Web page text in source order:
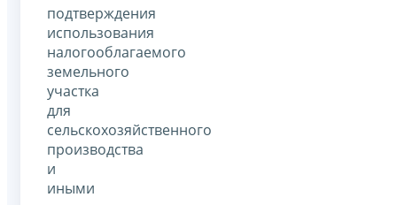
подтверждения
использования
налогооблагаемого
земельного
участка
для
сельскохозяйственного
производства
и
иными